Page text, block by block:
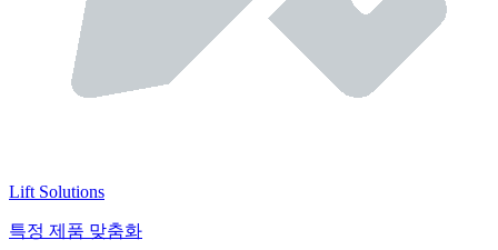
Lift Solutions
특정 제품 맞춤화